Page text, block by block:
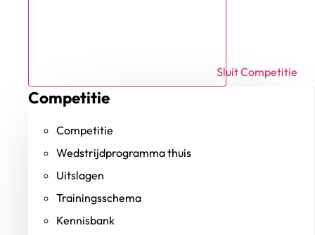
Sluit Competitie
Competitie
Competitie
Wedstrijdprogramma thuis
Uitslagen
Trainingsschema
Kennisbank